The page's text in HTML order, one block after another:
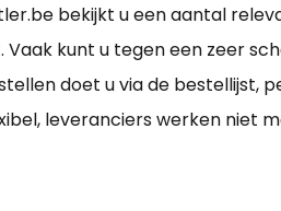
bekijkt u een aantal
kunt u tegen een zeer
doet u via de bestellijst,
leveranciers werken niet